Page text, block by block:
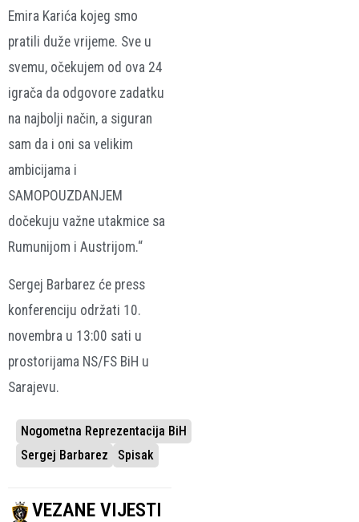
Emira Karića kojeg smo
pratili duže vrijeme. Sve u
svemu, očekujem od ova 24
igrača da odgovore zadatku
na najbolji način, a siguran
sam da i oni sa velikim
ambicijama i
SAMOPOUZDANJEM
dočekuju važne utakmice sa
Rumunijom i Austrijom.“
Sergej Barbarez će press
konferenciju održati 10.
novembra u 13:00 sati u
prostorijama NS/FS BiH u
Sarajevu.
Nogometna Reprezentacija BiH
Sergej Barbarez
Spisak
VEZANE VIJESTI